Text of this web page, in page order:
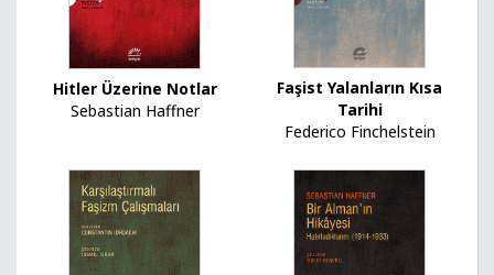
Hitler Üzerine Notlar
Sebastian Haffner
Faşist Yalanların Kısa
Tarihi
Federico Finchelstein